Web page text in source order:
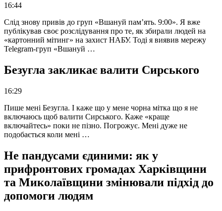
16:44
Слід знову привів до груп «Вшануй пам’ять. 9:00». Я вже
публікував своє розслідування про те, як збирали людей на
«картонний мітинг» на захист НАБУ. Тоді я виявив мережу
Telegram-груп «Вшануй …
Безугла закликає валити Сирського
16:29
Пише мені Безугла. І каже що у мене чорна мітка що я не
включаюсь щоб валити Сирського. Каже «краще
включайтесь» поки не пізно. Погрожує. Мені дуже не
подобається коли мені …
Не пандусами єдиними: як у
прифронтових громадах Харківщини
та Миколаївщини змінювали підхід до
допомоги людям